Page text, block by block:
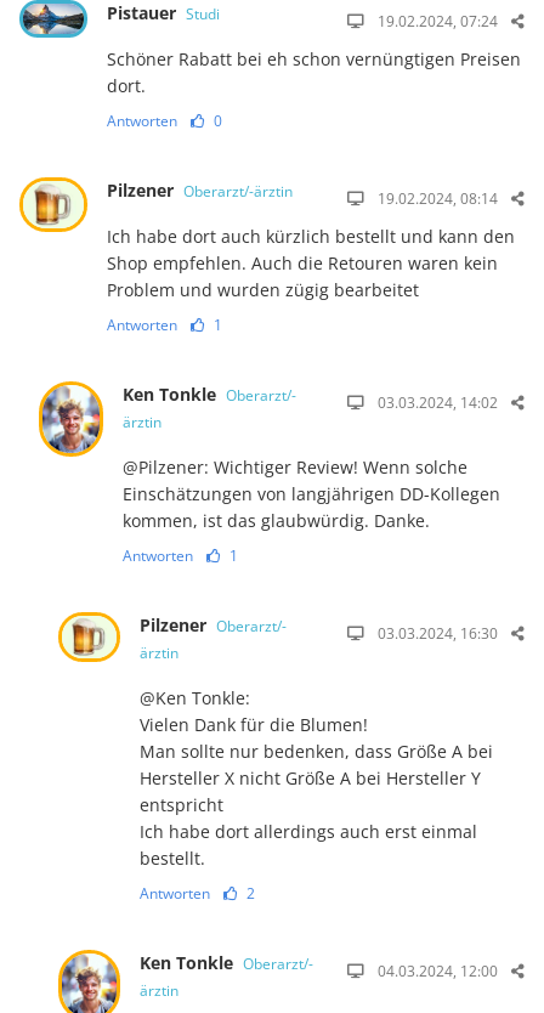
Pistauer Studi 19.02.2024, 07:24
Schöner Rabatt bei eh schon vernüngtigen Preisen
dort.
Antworten 0
Pilzener Oberarzt/-ärztin 19.02.2024, 08:14
Ich habe dort auch kürzlich bestellt und kann den
Shop empfehlen. Auch die Retouren waren kein
Problem und wurden zügig bearbeitet
Antworten 1
Ken Tonkle Oberarzt/-
ärztin
03.03.2024, 14:02
@Pilzener: Wichtiger Review! Wenn solche
Einschätzungen von langjährigen DD-Kollegen
kommen, ist das glaubwürdig. Danke.
Antworten 1
Pilzener Oberarzt/-
ärztin
03.03.2024, 16:30
@Ken Tonkle:
Vielen Dank für die Blumen!
Man sollte nur bedenken, dass Größe A bei
Hersteller X nicht Größe A bei Hersteller Y
entspricht
Ich habe dort allerdings auch erst einmal
bestellt.
Antworten 2
Ken Tonkle Oberarzt/-
ärztin
04.03.2024, 12:00